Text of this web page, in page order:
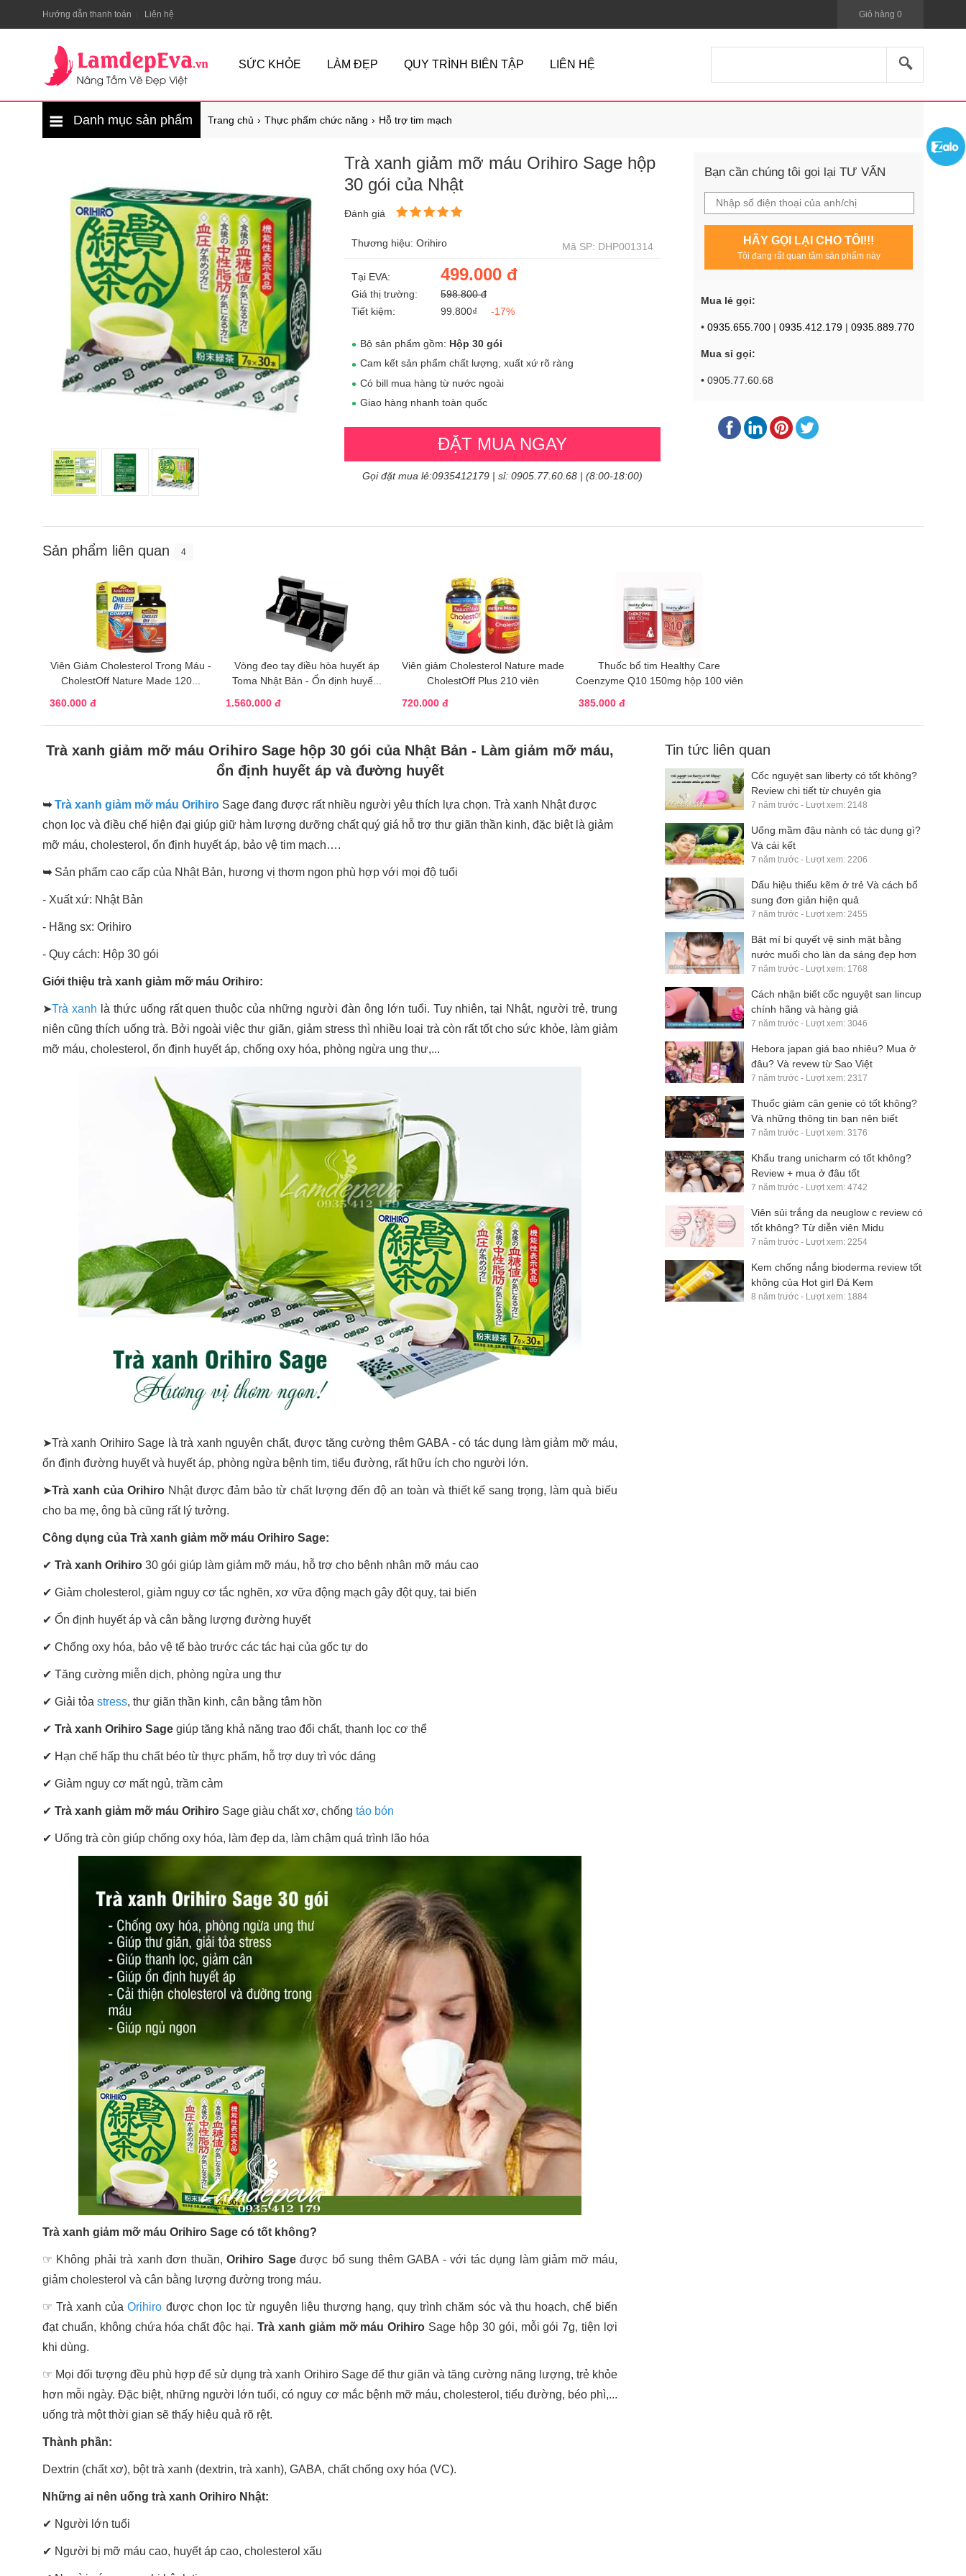
Hướng dẫn thanh toán Liên hệ Giỏ hàng 0
SỨC KHỎE LÀM ĐẸP QUY TRÌNH BIÊN TẬP LIÊN HỆ
Danh mục sản phẩm Trang chủ Thực phẩm chức năng Hỗ trợ tim mạch
Trà xanh giảm mỡ máu Orihiro Sage hộp
30 gói của Nhật
Đánh giá
Thương hiệu: Orihiro Mã SP: DHP001314
Tại EVA: 499.000 đ
Giá thị trường:
598.800 đ
Tiết kiệm:
99.800₫ -17%
Bộ sản phẩm gồm: Hộp 30 gói
Cam kết sản phẩm chất lượng, xuất xứ rõ ràng
Có bill mua hàng từ nước ngoài
Giao hàng nhanh toàn quốc
ĐẶT MUA NGAY
Gọi đặt mua lẻ:0935412179 | sỉ: 0905.77.60.68 | (8:00-18:00)
Bạn cần chúng tôi gọi lại TƯ VẤN
HÃY GỌI LẠI CHO TÔI!!!
Tôi đang rất quan tâm sản phẩm này
Mua lẻ gọi:
• 0935.655.700 | 0935.412.179 | 0935.889.770
Mua sỉ gọi:
• 0905.77.60.68
Sản phẩm liên quan 4
Viên Giảm Cholesterol Trong Máu -
CholestOff Nature Made 120...
360.000 đ
Vòng đeo tay điều hòa huyết áp
Toma Nhật Bản - Ổn định huyế...
1.560.000 đ
Viên giảm Cholesterol Nature made
CholestOff Plus 210 viên
720.000 đ
Thuốc bổ tim Healthy Care
Coenzyme Q10 150mg hộp 100 viên
385.000 đ
Trà xanh giảm mỡ máu Orihiro Sage hộp 30 gói của Nhật Bản - Làm giảm mỡ máu,
ổn định huyết áp và đường huyết
➥Trà xanh giảm mỡ máu Orihiro Sage đang được rất nhiều người yêu thích lựa chọn. Trà xanh Nhật được
chọn lọc và điều chế hiện đại giúp giữ hàm lượng dưỡng chất quý giá hỗ trợ thư giãn thần kinh, đặc biệt là giảm
mỡ máu, cholesterol, ổn định huyết áp, bảo vệ tim mạch….
➥ Sản phẩm cao cấp của Nhật Bản, hương vị thơm ngon phù hợp với mọi độ tuổi
- Xuất xứ: Nhật Bản
- Hãng sx: Orihiro
- Quy cách: Hộp 30 gói
Giới thiệu trà xanh giảm mỡ máu Orihiro:
➤Trà xanh là thức uống rất quen thuộc của những người đàn ông lớn tuổi. Tuy nhiên, tại Nhật, người trẻ, trung
niên cũng thích uống trà. Bởi ngoài việc thư giãn, giảm stress thì nhiều loại trà còn rất tốt cho sức khỏe, làm giảm
mỡ máu, cholesterol, ổn định huyết áp, chống oxy hóa, phòng ngừa ung thư,...
➤Trà xanh Orihiro Sage là trà xanh nguyên chất, được tăng cường thêm GABA - có tác dụng làm giảm mỡ máu,
ổn định đường huyết và huyết áp, phòng ngừa bệnh tim, tiểu đường, rất hữu ích cho người lớn.
➤Trà xanh của Orihiro Nhật được đảm bảo từ chất lượng đến độ an toàn và thiết kế sang trọng, làm quà biếu
cho ba mẹ, ông bà cũng rất lý tưởng.
Công dụng của Trà xanh giảm mỡ máu Orihiro Sage:
✔ Trà xanh Orihiro 30 gói giúp làm giảm mỡ máu, hỗ trợ cho bệnh nhân mỡ máu cao
✔ Giảm cholesterol, giảm nguy cơ tắc nghẽn, xơ vữa động mạch gây đột quỵ, tai biến
✔ Ổn định huyết áp và cân bằng lượng đường huyết
✔ Chống oxy hóa, bảo vệ tế bào trước các tác hại của gốc tự do
✔ Tăng cường miễn dịch, phòng ngừa ung thư
✔ Giải tỏa stress, thư giãn thần kinh, cân bằng tâm hồn
✔ Trà xanh Orihiro Sage giúp tăng khả năng trao đổi chất, thanh lọc cơ thể
✔ Hạn chế hấp thu chất béo từ thực phẩm, hỗ trợ duy trì vóc dáng
✔ Giảm nguy cơ mất ngủ, trầm cảm
✔ Trà xanh giảm mỡ máu Orihiro Sage giàu chất xơ, chống táo bón
✔ Uống trà còn giúp chống oxy hóa, làm đẹp da, làm chậm quá trình lão hóa
Trà xanh giảm mỡ máu Orihiro Sage có tốt không?
☞ Không phải trà xanh đơn thuần,Orihiro Sageđược bổ sung thêm GABA - với tác dụng làm giảm mỡ máu,
giảm cholesterol và cân bằng lượng đường trong máu.
☞Trà xanh củaOrihiro được chọn lọc từ nguyên liệu thượng hạng, quy trình chăm sóc và thu hoạch, chế biến
đạt chuẩn, không chứa hóa chất độc hại. Trà xanh giảm mỡ máu Orihiro Sage hộp 30 gói, mỗi gói 7g, tiện lợi
khi dùng.
☞ Mọi đối tượng đều phù hợp để sử dụng trà xanh Orihiro Sage để thư giãn và tăng cường năng lượng, trẻ khỏe
hơn mỗi ngày. Đặc biệt, những người lớn tuổi, có nguy cơ mắc bệnh mỡ máu, cholesterol, tiểu đường, béo phì,...
uống trà một thời gian sẽ thấy hiệu quả rõ rệt.
Thành phần:
Dextrin (chất xơ), bột trà xanh (dextrin, trà xanh), GABA, chất chống oxy hóa (VC).
Những ai nên uống trà xanh Orihiro Nhật:
✔ Người lớn tuổi
✔ Người bị mỡ máu cao, huyết áp cao, cholesterol xấu
Tin tức liên quan
Cốc nguyệt san liberty có tốt không?
Review chi tiết từ chuyên gia
7 năm trước - Lượt xem: 2148
Uống mầm đậu nành có tác dụng gì?
Và cái kết
7 năm trước - Lượt xem: 2206
Dấu hiệu thiếu kẽm ở trẻ Và cách bổ
sung đơn giản hiện quả
7 năm trước - Lượt xem: 2455
Bật mí bí quyết vệ sinh mặt bằng
nước muối cho làn da sáng đẹp hơn
7 năm trước - Lượt xem: 1768
Cách nhận biết cốc nguyệt san lincup
chính hãng và hàng giả
7 năm trước - Lượt xem: 3046
Hebora japan giá bao nhiêu? Mua ở
đâu? Và revew từ Sao Việt
7 năm trước - Lượt xem: 2317
Thuốc giảm cân genie có tốt không?
Và những thông tin bạn nên biết
7 năm trước - Lượt xem: 3176
Khẩu trang unicharm có tốt không?
Review + mua ở đâu tốt
7 năm trước - Lượt xem: 4742
Viên sủi trắng da neuglow c review có
tốt không? Từ diễn viên Midu
7 năm trước - Lượt xem: 2254
Kem chống nắng bioderma review tốt
không của Hot girl Đá Kem
8 năm trước - Lượt xem: 1884